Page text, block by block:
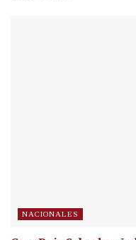
NACIONALES